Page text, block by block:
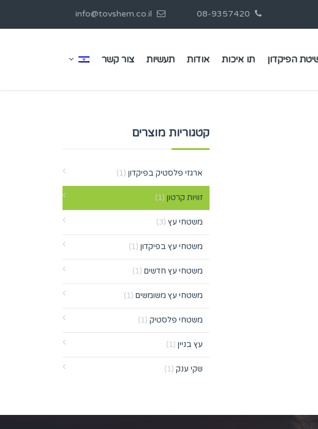
הפיקדון תו איכות אודות תעשיות צור קשר
קטגוריות מוצרים
ארגזי פלסטיק בפיקדון (1)
זוויות קרטון (1)
משטחי עץ (3)
משטחי עץ בפיקדון (1)
משטחי עץ חדשים (1)
משטחי עץ משומשים (1)
משטחי פלסטיק (1)
עץ בניין (1)
שקי ענק (1)